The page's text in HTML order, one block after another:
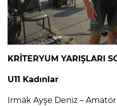
KRİTERYUM YARIŞLARI
U11 Kadınlar
Irmak Ayşe Deniz –